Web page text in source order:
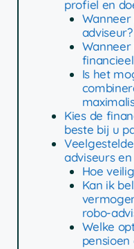
profiel en
adviseur?
Is het
Kies de
beste bij u
adviseurs
Hoe
Kan ik
robo-
Welke